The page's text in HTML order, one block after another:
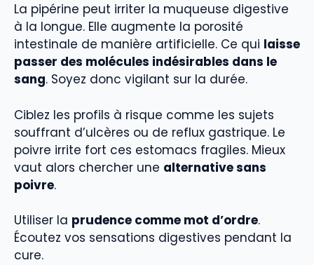
La pipérine peut irriter la muqueuse digestive
à la longue. Elle augmente la porosité
intestinale de manière artificielle. Ce qui laisse
passer des molécules indésirables dans le
sang. Soyez donc vigilant sur la durée.
Ciblez les profils à risque comme les sujets
souffrant d’ulcères ou de reflux gastrique. Le
poivre irrite fort ces estomacs fragiles. Mieux
vaut alors chercher une alternative sans
poivre.
Utiliser la prudence comme mot d’ordre.
Écoutez vos sensations digestives pendant la
cure.